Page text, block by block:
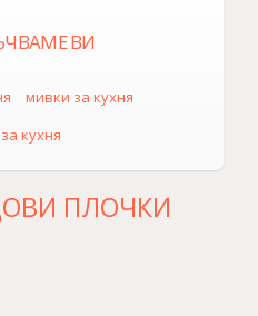
ВИ
мивки за кухня
кухня
ПЛОЧКИ